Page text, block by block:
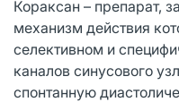
Кораксан – препарат,
механизм действия
селективном и
каналов синусового
спонтанную